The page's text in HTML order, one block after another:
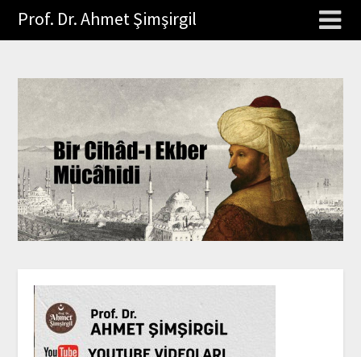
Prof. Dr. Ahmet Şimşirgil